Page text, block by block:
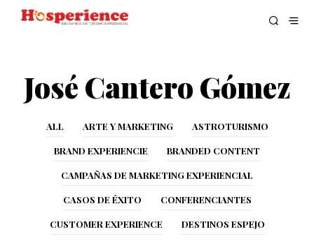
José Cantero Gómez
ALL ARTE Y MARKETING ASTROTURISMO
BRAND EXPERIENCIE BRANDED CONTENT
CAMPAÑAS DE MARKETING EXPERIENCIAL
CASOS DE ÉXITO CONFERENCIANTES
CUSTOMER EXPERIENCE DESTINOS ESPEJO